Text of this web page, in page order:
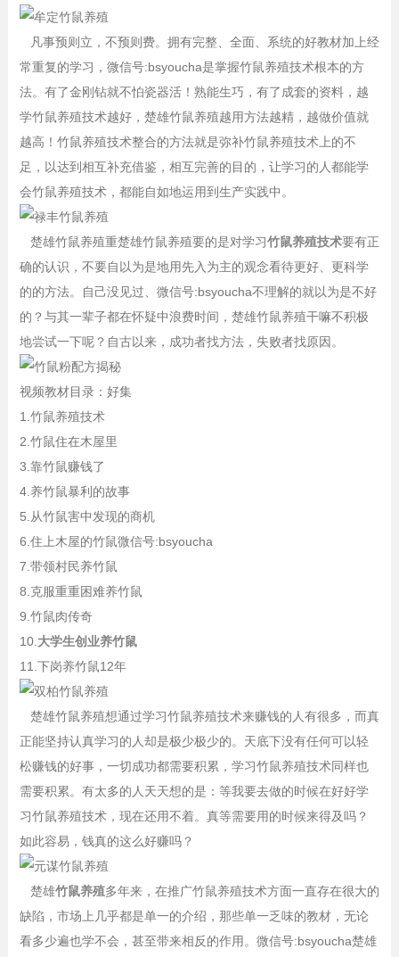
凡事预则立，不预则费。拥有完整、全面、系统的好教材加上经
常重复的学习，微信号:bsyoucha是掌握竹鼠养殖技术根本的方
法。有了金刚钻就不怕瓷器活！熟能生巧，有了成套的资料，越
学竹鼠养殖技术越好，楚雄竹鼠养殖越用方法越精，越做价值就
越高！竹鼠养殖技术整合的方法就是弥补竹鼠养殖技术上的不
足，以达到相互补充借鉴，相互完善的目的，让学习的人都能学
会竹鼠养殖技术，都能自如地运用到生产实践中。
楚雄竹鼠养殖重楚雄竹鼠养殖要的是对学习竹鼠养殖技术要有正
确的认识，不要自以为是地用先入为主的观念看待更好、更科学
的的方法。自己没见过、微信号:bsyoucha不理解的就以为是不好
的？与其一辈子都在怀疑中浪费时间，楚雄竹鼠养殖干嘛不积极
地尝试一下呢？自古以来，成功者找方法，失败者找原因。
视频教材目录：好集
1.竹鼠养殖技术
2.竹鼠住在木屋里
3.靠竹鼠赚钱了
4.养竹鼠暴利的故事
5.从竹鼠害中发现的商机
6.住上木屋的竹鼠微信号:bsyoucha
7.带领村民养竹鼠
8.克服重重困难养竹鼠
9.竹鼠肉传奇
10. 大学生创业养竹鼠
11.下岗养竹鼠12年
楚雄竹鼠养殖想通过学习竹鼠养殖技术来赚钱的人有很多，而真
正能坚持认真学习的人却是极少极少的。天底下没有任何可以轻
松赚钱的好事，一切成功都需要积累，学习竹鼠养殖技术同样也
需要积累。有太多的人天天想的是：等我要去做的时候在好好学
习竹鼠养殖技术，现在还用不着。真等需要用的时候来得及吗？
如此容易，钱真的这么好赚吗？
楚雄竹鼠养殖多年来，在推广竹鼠养殖技术方面一直存在很大的
缺陷，市场上几乎都是单一的介绍，那些单一乏味的教材，无论
看多少遍也学不会，甚至带来相反的作用。微信号:bsyoucha楚雄